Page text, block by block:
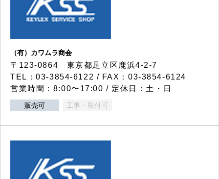
（有）カワムラ商会
〒123-0864 東京都足立区鹿浜4-2-7
TEL：03-3854-6122 / FAX：03-3854-6124
営業時間：8:00〜17:00 / 定休日：土・日
販売可 工事・取付可